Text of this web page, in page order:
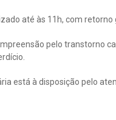
até às 11h, com
pelo transtorno
está à disposição pelo